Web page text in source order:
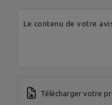
Le contenu de votre
Télécharger votre